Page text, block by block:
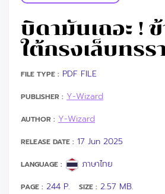
บิดามันเถอะ !
ใต้กรงเล็บทรร
FILE TYPE : PDF FILE
PUBLISHER : Y-Wizard
AUTHOR : Y-Wizard
RELEASE DATE : 17 Jun 2025
LANGUAGE : ภาษาไทย
PAGE : 244 P. SIZE : 2.57 MB.